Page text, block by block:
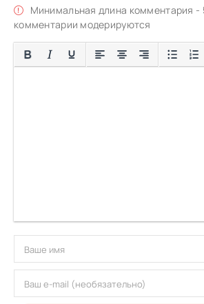
Минимальная длина комментария -
комментарии модерируются